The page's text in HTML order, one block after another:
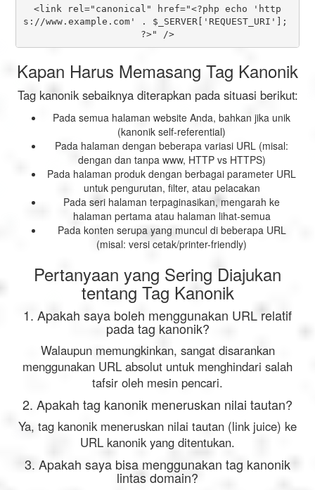
<link rel="canonical" href="<?php echo 'http
s://www.example.com' . $_SERVER['REQUEST_URI'];
?>" />
Kapan Harus Memasang Tag Kanonik
Tag kanonik sebaiknya diterapkan pada situasi berikut:
Pada semua halaman website Anda, bahkan jika unik
(kanonik self-referential)
Pada halaman dengan beberapa variasi URL (misal:
dengan dan tanpa www, HTTP vs HTTPS)
Pada halaman produk dengan berbagai parameter URL
untuk pengurutan, filter, atau pelacakan
Pada seri halaman terpaginasikan, mengarah ke
halaman pertama atau halaman lihat-semua
Pada konten serupa yang muncul di beberapa URL
(misal: versi cetak/printer-friendly)
Pertanyaan yang Sering Diajukan
tentang Tag Kanonik
1. Apakah saya boleh menggunakan URL relatif
pada tag kanonik?
Walaupun memungkinkan, sangat disarankan
menggunakan URL absolut untuk menghindari salah
tafsir oleh mesin pencari.
2. Apakah tag kanonik meneruskan nilai tautan?
Ya, tag kanonik meneruskan nilai tautan (link juice) ke
URL kanonik yang ditentukan.
3. Apakah saya bisa menggunakan tag kanonik
lintas domain?